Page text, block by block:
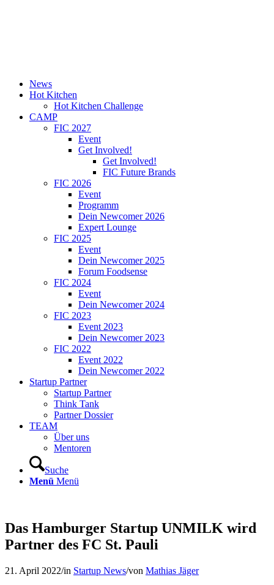
News
Hot Kitchen
Hot Kitchen Challenge
CAMP
FIC 2027
Event
Get Involved!
Get Involved!
FIC Future Brands
FIC 2026
Event
Programm
Dein Newcomer 2026
Expert Lounge
FIC 2025
Event
Dein Newcomer 2025
Forum Foodsense
FIC 2024
Event
Dein Newcomer 2024
FIC 2023
Event 2023
Dein Newcomer 2023
FIC 2022
Event 2022
Dein Newcomer 2022
Startup Partner
Startup Partner
Think Tank
Partner Dossier
TEAM
Über uns
Mentoren
Suche
Menü Menü
Das Hamburger Startup UNMILK wird
Partner des FC St. Pauli
21. April 2022/in Startup News/von Mathias Jäger